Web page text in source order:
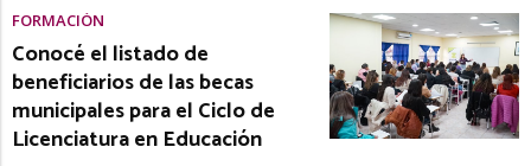
FORMACIÓN
Conocé el listado de
beneficiarios de las becas
municipales para el Ciclo de
Licenciatura en Educación